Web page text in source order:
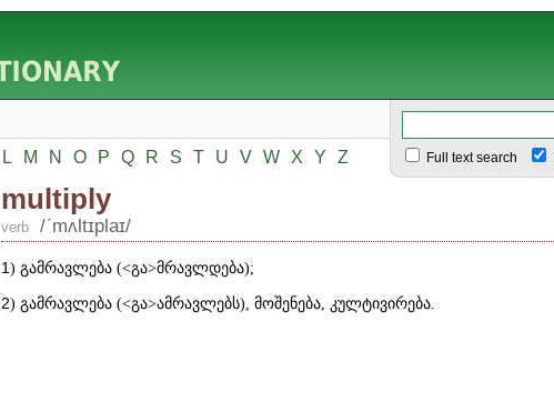
L M N O P Q R S T U V W X Y Z Full text search
multiply
verb /ʹmʌltɪplaɪ/
1) გამრავლება (˂გა˃მრავლდება);
2) გამრავლება (˂გა˃ამრავლებს), მოშენება, კულტივირება.